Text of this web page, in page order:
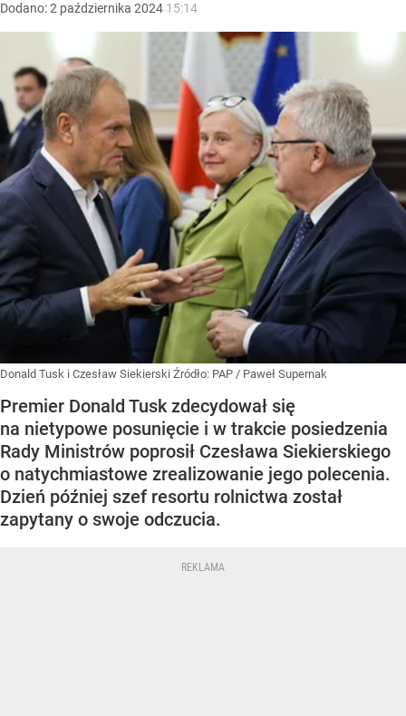
Dodano:2 października 2024 15:14
Donald Tusk i Czesław Siekierski Źródło: PAP / Paweł Supernak
Premier Donald Tusk zdecydował się
na nietypowe posunięcie i w trakcie posiedzenia
Rady Ministrów poprosił Czesława Siekierskiego
o natychmiastowe zrealizowanie jego polecenia.
Dzień później szef resortu rolnictwa został
zapytany o swoje odczucia.